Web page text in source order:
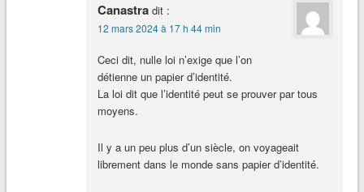
Canastra dit :
12 mars 2024 à 17 h 44 min
Ceci dit, nulle loi n’exige que l’on
détienne un papier d’identité.
La loi dit que l’identité peut se prouver par tous
moyens.
Il y a un peu plus d’un siècle, on voyageait
librement dans le monde sans papier d’identité.